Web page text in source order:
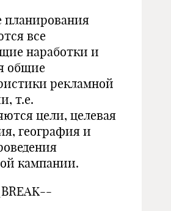
планирования
все
наработки и
общие
рекламной
т.е.
цели, целевая
география и
кампании.